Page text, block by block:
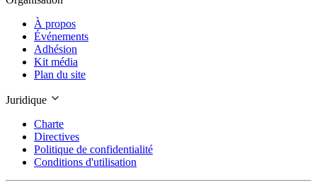
À propos
Événements
Adhésion
Kit média
Plan du site
Juridique
Charte
Directives
Politique de confidentialité
Conditions d'utilisation